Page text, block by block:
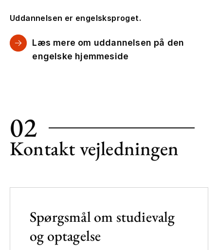
Uddannelsen er engelsksproget.
Læs mere om uddannelsen på den
engelske hjemmeside
02
Kontakt vejledningen
Spørgsmål om studievalg
og optagelse